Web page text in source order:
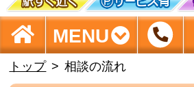
MENU
トップ 相談の流れ